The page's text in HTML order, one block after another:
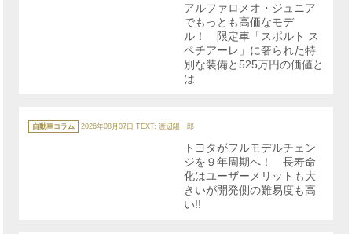
アルファロメオ・ジュニア
でもっとも高価なモデ
ル！ 限定車「スポルト ス
ペチアーレ」に奢られた特
別な装備と525万円の価値と
は
カ
テ
ゴ
自動車コラム 2026年08月07日 TEXT: 渡辺陽一郎
トヨタがフルモデルチェン
ジを９年周期へ！ 長寿命
化はユーザーメリットも大
きいが開発側の難易度も高
い!!